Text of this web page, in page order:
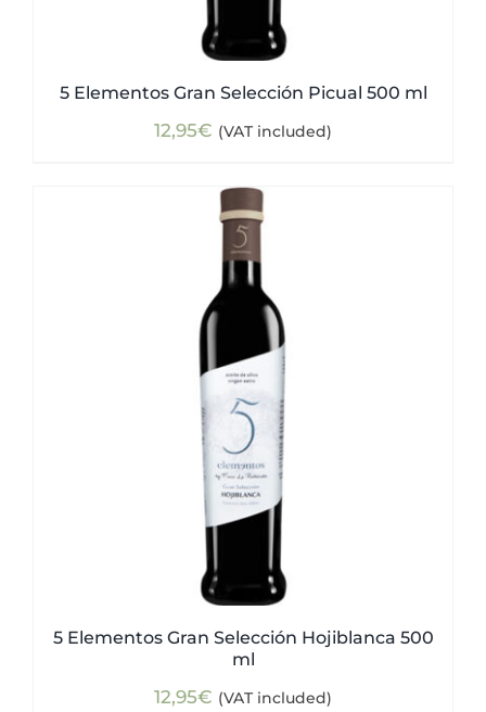
5 Elementos Gran Selección Picual 500 ml
12,95€ (VAT included)
5 Elementos Gran Selección Hojiblanca 500
ml
12,95€ (VAT included)